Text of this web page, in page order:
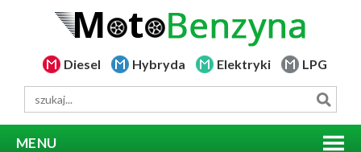
Diesel Hybryda Elektryki LPG
MENU